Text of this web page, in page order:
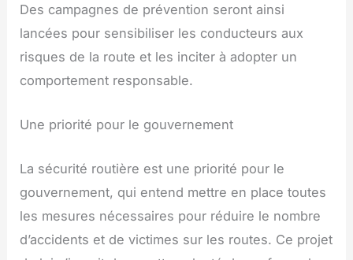
Des campagnes de prévention seront ainsi
lancées pour sensibiliser les conducteurs aux
risques de la route et les inciter à adopter un
comportement responsable.
Une priorité pour le gouvernement
La sécurité routière est une priorité pour le
gouvernement, qui entend mettre en place toutes
les mesures nécessaires pour réduire le nombre
d’accidents et de victimes sur les routes. Ce projet